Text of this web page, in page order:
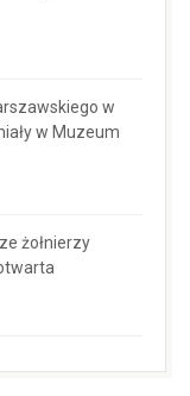
w
w Muzeum
żołnierzy